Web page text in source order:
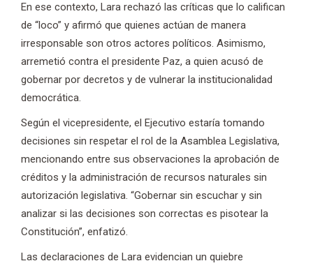
En ese contexto, Lara rechazó las críticas que lo califican
de “loco” y afirmó que quienes actúan de manera
irresponsable son otros actores políticos. Asimismo,
arremetió contra el presidente Paz, a quien acusó de
gobernar por decretos y de vulnerar la institucionalidad
democrática.
Según el vicepresidente, el Ejecutivo estaría tomando
decisiones sin respetar el rol de la Asamblea Legislativa,
mencionando entre sus observaciones la aprobación de
créditos y la administración de recursos naturales sin
autorización legislativa. “Gobernar sin escuchar y sin
analizar si las decisiones son correctas es pisotear la
Constitución”, enfatizó.
Las declaraciones de Lara evidencian un quiebre